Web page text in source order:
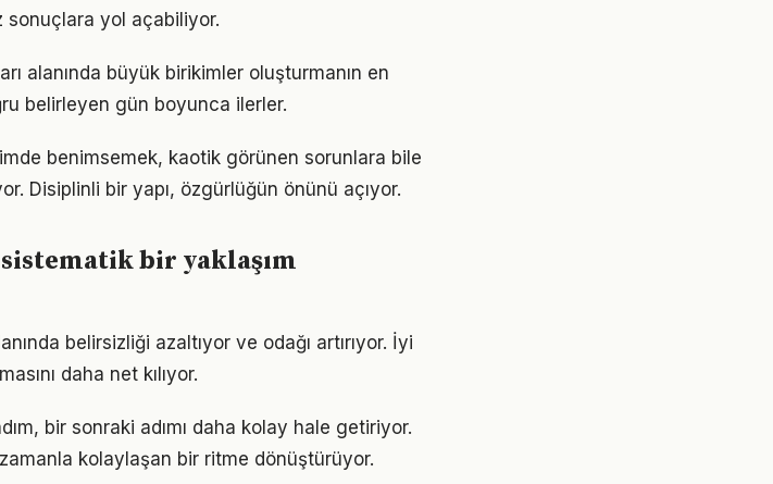
sonuçlara yol açabiliyor.
alanında büyük birikimler oluşturmanın en
belirleyen gün boyunca ilerler.
benimsemek, kaotik görünen sorunlara bile
Disiplinli bir yapı, özgürlüğün önünü açıyor.
bir yaklaşım
belirsizliği azaltıyor ve odağı artırıyor. İyi
daha net kılıyor.
bir sonraki adımı daha kolay hale getiriyor.
kolaylaşan bir ritme dönüştürüyor.